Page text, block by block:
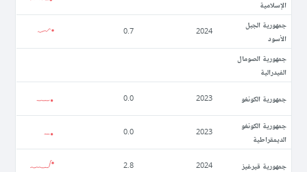
الإسلامية
جمهورية الجبل
الأسود
2024
0.7
جمهورية الصومال
الفيدرالية
جمهورية الكونغو 2023
0.0
جمهورية الكونغو
الديمقراطية
2023
0.0
جمهورية قيرغيز 2024
2.8